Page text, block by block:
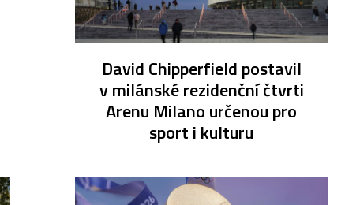
David Chipperfield postavil
v milánské rezidenční čtvrti
Arenu Milano určenou pro
sport i kulturu